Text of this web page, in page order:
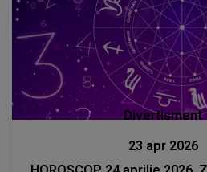
Divertisment
23 apr 2026